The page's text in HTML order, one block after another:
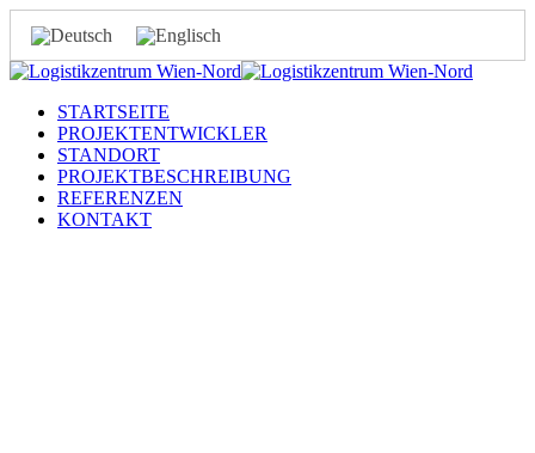
STARTSEITE
PROJEKTENTWICKLER
STANDORT
PROJEKTBESCHREIBUNG
REFERENZEN
KONTAKT